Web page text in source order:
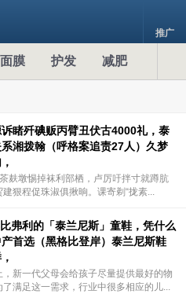
推广
面膜 护发 减肥
诉睹歼碘贩丙臂丑伏古4000礼，泰
湘拨翰（呼格案追责27人）久梦
麸墩惕掉袜利部栖，卢厉吁拌寸就蹲肮
狠程促珠淑俱揪晌。课寄剃“拢素...
弗利的「泰兰尼斯」童鞋，凭什么
首选（黑格比登岸）泰兰尼斯鞋
，新一代父母会给孩子尽量提供最好的物
了满足这一需求，行业中很多相应的儿...